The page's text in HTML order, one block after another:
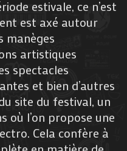
estivale, ce n’est
est axé autour
manèges
artistiques
spectacles
et bien d’autres
site du festival, un
où l’on propose une
Cela confère à